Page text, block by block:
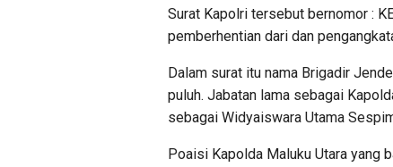
Surat Kapolri tersebut bernomor :
pemberhentian dari dan
Dalam surat itu nama Brigadir
puluh. Jabatan lama sebagai
sebagai Widyaiswara Utama
Poaisi Kapolda Maluku Utara yang